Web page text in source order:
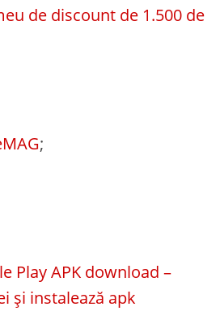
de discount de 1.500 de
;
Play APK download –
și instalează apk